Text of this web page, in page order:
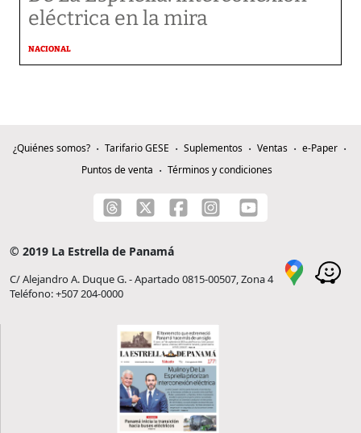
eléctrica en la mira
NACIONAL
¿Quiénes somos? Tarifario GESE Suplementos Ventas
e-Paper
Puntos de venta
Términos y condiciones
© 2019 La Estrella de Panamá
C/ Alejandro A. Duque G. - Apartado 0815-00507, Zona 4
Teléfono: +507 204-0000